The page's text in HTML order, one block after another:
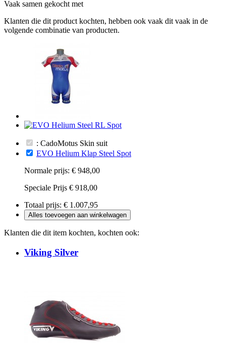
Vaak samen gekocht met
Klanten die dit product kochten, hebben ook vaak dit vaak in de
volgende combinatie van producten.
: CadoMotus Skin suit
EVO Helium Klap Steel Spot
Normale prijs: € 948,00
Speciale Prijs € 918,00
Totaal prijs: € 1.007,95
Alles toevoegen aan winkelwagen
Klanten die dit item kochten, kochten ook:
Viking Silver